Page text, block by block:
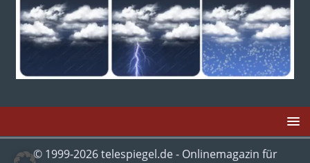
© 1999-2026 telespiegel.de - Onlinemagazin für